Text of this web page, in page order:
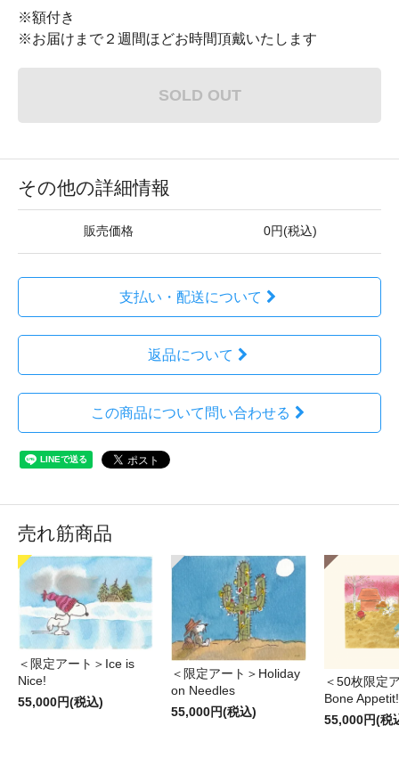
※額付き
※お届けまで２週間ほどお時間頂戴いたします
SOLD OUT
その他の詳細情報
販売価格 0円(税込)
支払い・配送について
返品について
この商品について問い合わせる
売れ筋商品
＜限定アート＞Ice is
Nice!
55,000円(税込)
＜限定アート＞Holiday
on Needles
55,000円(税込)
＜50枚限定
Bone Appetit!
55,000円(税